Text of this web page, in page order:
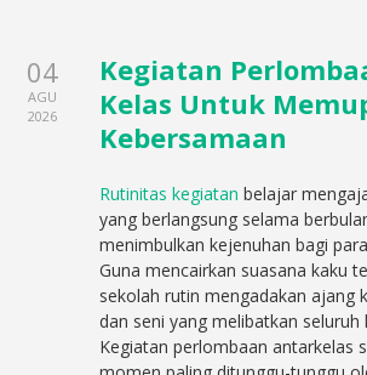
04
AGU
2026
Kegiatan
Kelas Untuk
Kebersamaan
Rutinitas kegiatan belajar
yang berlangsung selama
menimbulkan kejenuhan bagi
Guna mencairkan suasana kaku
sekolah rutin mengadakan ajang
dan seni yang melibatkan
Kegiatan perlombaan antarkelas